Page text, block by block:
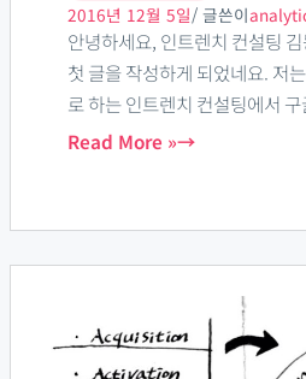
2016년 12월 5일/ 글쓴이
안녕하세요, 인트렌치 컨설팅
첫 글을 작성하게 되었네요. 저
로 하는 인트렌치 컨설팅에서
트로 활동하고 있습니다. 회사에
최
적
화
(ASO)
의
Read More »
델